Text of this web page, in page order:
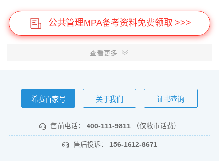
公共管理MPA备考资料免费领取 >>>
查看更多
希赛百家号 关于我们 证书查询
售前电话： 400-111-9811 （仅收市话费）
售后投诉： 156-1612-8671